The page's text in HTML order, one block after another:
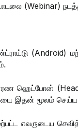
(Webinar)
(Android)
ஹெட்போன்
இதன் மூலம் செய்ய
எவருடைய